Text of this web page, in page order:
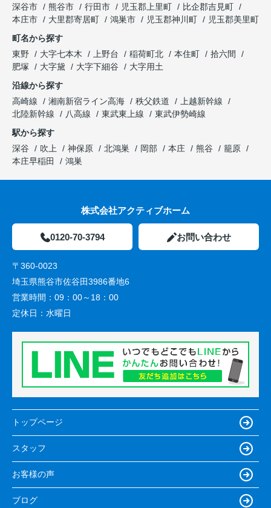
深谷市
熊谷市 行田市 児玉郡上里町
比企郡吉見町
本庄市
大里郡寄居町 鴻巣市 児玉郡神川町
児玉郡美里町
町名から探す
東野
大字七本木 上野台 稲荷町北 本住町
拾六間
肥塚
大字黛 大字下細谷
大字用土
沿線から探す
高崎線
湘南新宿ライン高海 秩父鉄道
上越新幹線
北陸新幹線
八高線 東武東上線
東武伊勢崎線
駅から探す
深谷
吹上 神保原 北鴻巣 岡部 本庄 熊谷
籠原
本庄早稲田
鴻巣
株式会社アクティブホーム
0120-70-3794 お問い合わせ
〒360-0023
埼玉県熊谷市佐谷田3986番地6
営業時間： 09：00～18：00
定休日： 水曜日
トップページ
スタッフ
お客様の声
ブログ